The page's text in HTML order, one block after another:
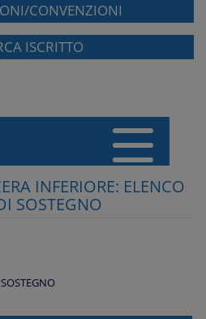
CONVENZIONI
ISCRITTO
INFERIORE: ELENCO
SOSTEGNO